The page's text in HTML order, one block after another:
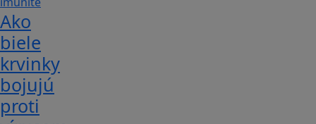
Ako
biele
krvinky
bojujú
proti